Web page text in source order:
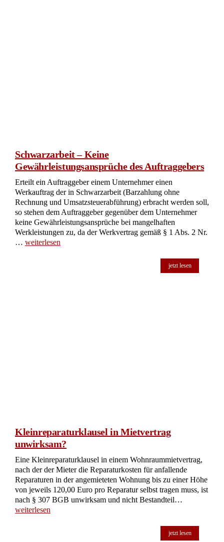
Schwarzarbeit – Keine
Gewährleistungsansprüche des Auftraggebers
Erteilt ein Auftraggeber einem Unternehmer einen
Werkauftrag der in Schwarzarbeit (Barzahlung ohne
Rechnung und Umsatzsteuerabführung) erbracht werden soll,
so stehen dem Auftraggeber gegenüber dem Unternehmer
keine Gewährleistungsansprüche bei mangelhaften
Werkleistungen zu, da der Werkvertrag gemäß § 1 Abs. 2 Nr.
… weiterlesen
jetzt lesen
Kleinreparaturklausel in Mietvertrag
unwirksam?
Eine Kleinreparaturklausel in einem Wohnraummietvertrag,
nach der der Mieter die Reparaturkosten für anfallende
Reparaturen in der angemieteten Wohnung bis zu einer Höhe
von jeweils 120,00 Euro pro Reparatur selbst tragen muss, ist
nach § 307 BGB unwirksam und nicht Bestandteil…
weiterlesen
jetzt lesen